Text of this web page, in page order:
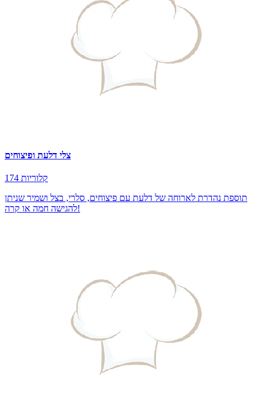
צלי דלעת ופיצוחים
174 קלוריות
תוספת נהדרת לארוחה של דלעת עם פיצוחים, סלרי, בצל ושמיר שניתן
להגישה חמה או קרה!